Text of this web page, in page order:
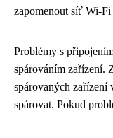
zapomenout síť Wi-
Problémy s
spárováním zařízení.
spárovaných zařízení
spárovat. Pokud